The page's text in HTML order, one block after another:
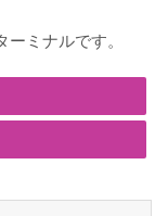
ミナルです。